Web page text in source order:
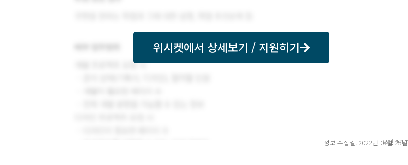
위시켓에서 상세보기 / 지원하기
정보 수집일: 2022년 03월 23일
오전 9:17